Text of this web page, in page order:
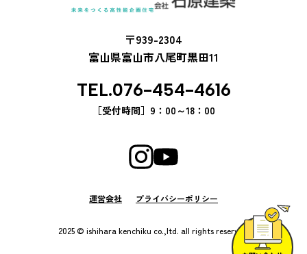
〒939-2304
富山県富山市八尾町黒田11
TEL.076-454-4616
［受付時間］ 9：00～18：00
運営会社 プライバシーポリシー
2025 © ishihara kenchiku co.,ltd. all rights reserved.